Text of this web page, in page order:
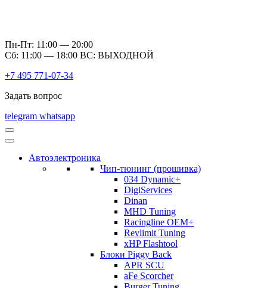
Пн-Пт: 11:00 — 20:00
Сб: 11:00 — 18:00 ВС: ВЫХОДНОЙ
+7 495 771-07-34
Задать вопрос
telegram whatsapp
Автоэлектроника
Чип-тюнинг (прошивка)
034 Dynamic+
DigiServices
Dinan
MHD Tuning
Racingline OEM+
Revlimit Tuning
xHP Flashtool
Блоки Piggy Back
APR SCU
aFe Scorcher